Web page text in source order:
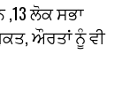
,13 ਲੋਕ ਸਭਾ
ਔਰਤਾਂ ਨੂੰ ਵੀ